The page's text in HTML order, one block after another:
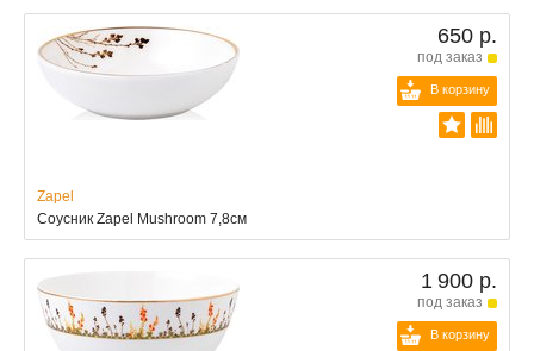
650 р.
под заказ
В корзину
Zapel
Соусник Zapel Mushroom 7,8см
1 900 р.
под заказ
В корзину